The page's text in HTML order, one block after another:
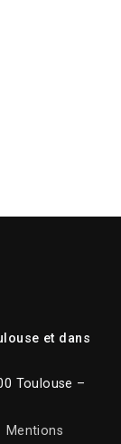
et dans
Toulouse –
Mentions